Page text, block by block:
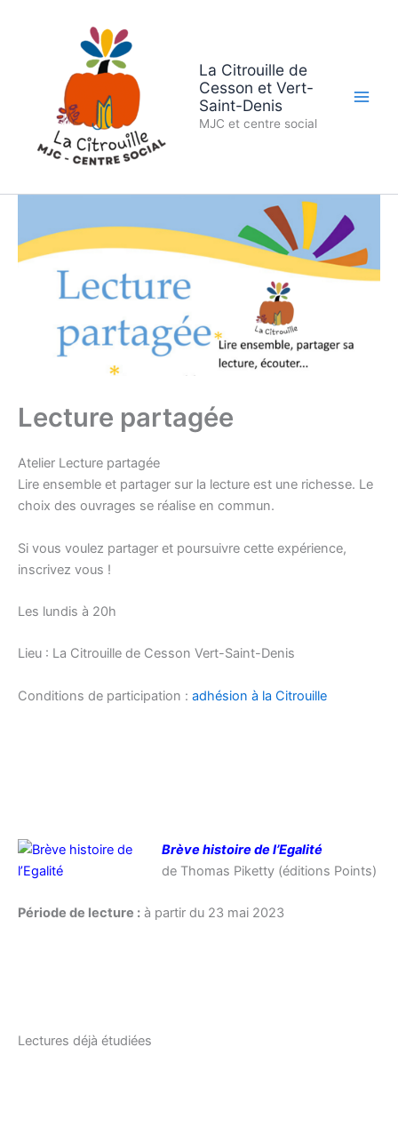
La Citrouille de
Cesson et Vert-
Saint-Denis
MJC et centre social
Lecture partagée
Atelier Lecture partagée
Lire ensemble et partager sur la lecture est une richesse. Le
choix des ouvrages se réalise en commun.
Si vous voulez partager et poursuivre cette expérience,
inscrivez vous !
Les lundis à 20h
Lieu : La Citrouille de Cesson Vert-Saint-Denis
Conditions de participation : adhésion à la Citrouille
Brève histoire de l’Egalité
de Thomas Piketty (éditions Points)
Période de lecture : à partir du 23 mai 2023
Lectures déjà étudiées